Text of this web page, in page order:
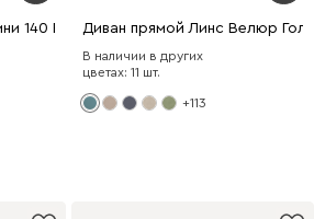
140 Велюр Голубой
Диван прямой Линс Велюр
В наличии в других
цветах: 11 шт.
+113